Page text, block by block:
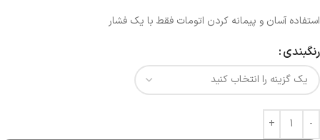
استفاده آسان و پیمانه کردن اتومات فقط با یک فشار
رنگبندی